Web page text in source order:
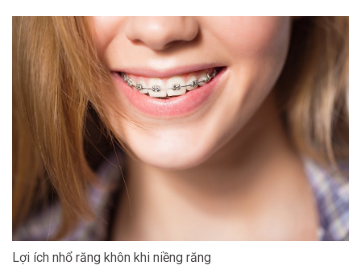
Lợi ích nhổ răng khôn khi niềng răng